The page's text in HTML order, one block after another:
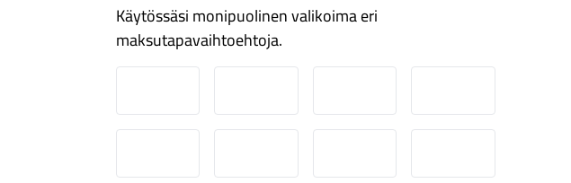
Käytössäsi monipuolinen valikoima eri
maksutapavaihtoehtoja.